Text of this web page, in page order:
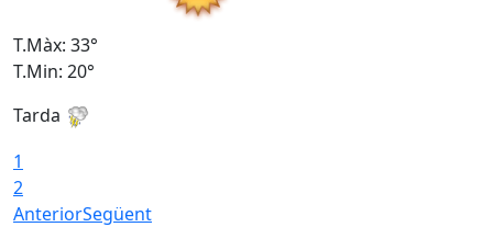
T.Màx: 33°
T.Min: 20°
Tarda
1
2
AnteriorSegüent